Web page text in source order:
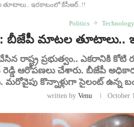
ఇరకాటంలో కేసీఆర్..!!
Politics Technology
: బీజేపీ మాటల తూటాలు..
చేసిన రాష్ట్ర ప్రభుత్వం.. ఎకరానికి
రెడ్డి ఆరోపణలు చేశారు. బీజేపీ
కొన్నాళ్లుగా సైలంట్ ఉన్న
written by Venu October